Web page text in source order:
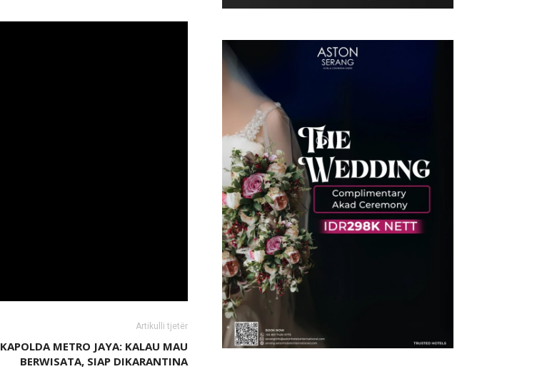
Artikulli tjetër
KAPOLDA METRO JAYA: KALAU MAU
BERWISATA, SIAP DIKARANTINA